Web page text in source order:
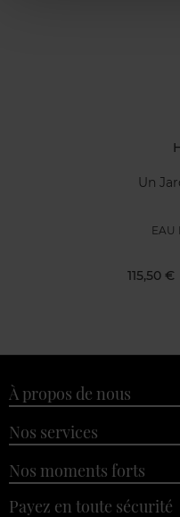
Un
EAU
115,50 €
À propos de nous
Nos services
Nos moments forts
Payez en toute sécurité